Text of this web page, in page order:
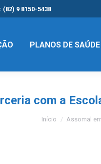
9 8150-5438
PLANOS DE SAÚDE
com a
Você está
Início Assomal